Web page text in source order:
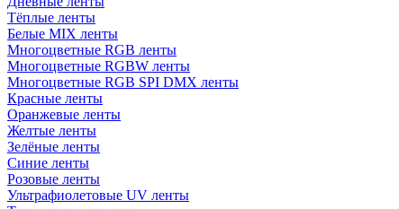
Тёплые ленты
Белые MIX ленты
Многоцветные RGB ленты
Многоцветные RGBW ленты
Многоцветные RGB SPI DMX ленты
Красные ленты
Оранжевые ленты
Желтые ленты
Зелёные ленты
Синие ленты
Розовые ленты
Ультрафиолетовые UV ленты